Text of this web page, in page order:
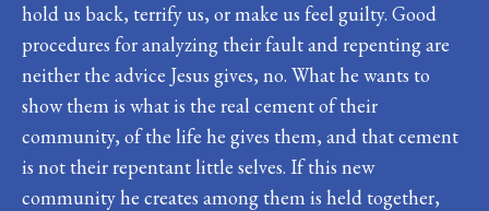
hold us back, terrify us, or make us feel guilty. Good
procedures for analyzing their fault and repenting are
neither the advice Jesus gives, no. What he wants to
show them is what is the real cement of their
community, of the life he gives them, and that cement
is not their repentant little selves. If this new
community he creates among them is held together,